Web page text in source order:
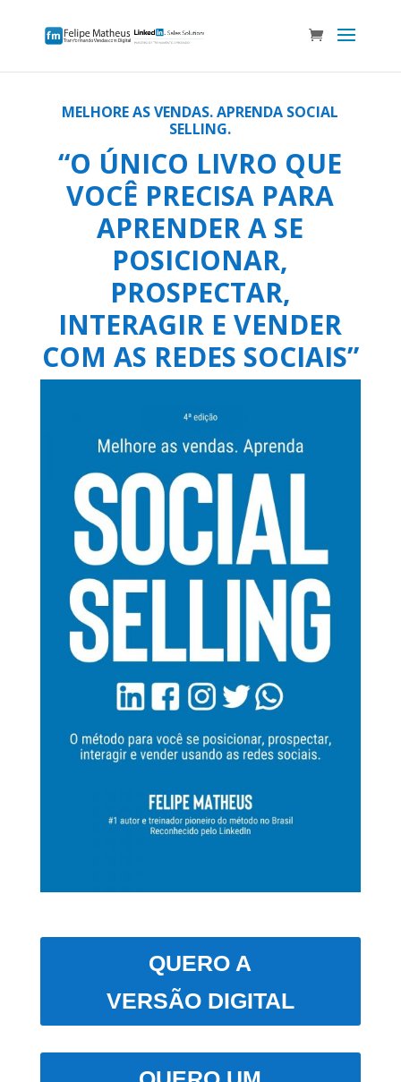
MELHORE AS VENDAS. APRENDA SOCIAL
SELLING.
“O ÚNICO LIVRO QUE
VOCÊ PRECISA PARA
APRENDER A SE
POSICIONAR,
PROSPECTAR,
INTERAGIR E VENDER
COM AS REDES SOCIAIS”
QUERO A
VERSÃO DIGITAL